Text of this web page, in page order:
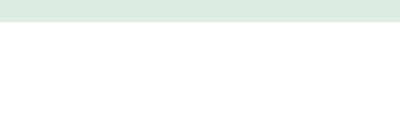
Ferienwohnung in